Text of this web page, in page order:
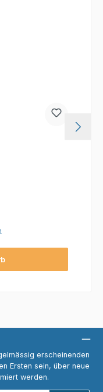
erscheinenden
Ersten sein, über neue
werden.